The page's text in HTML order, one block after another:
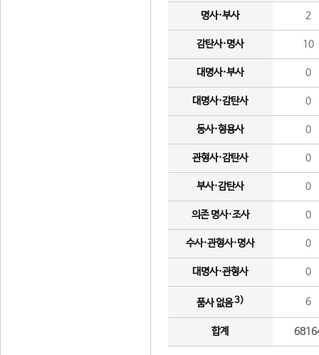
명사·부사 2
감탄사·명사 10
대명사·부사 0
대명사·감탄사 0
동사·형용사 0
관형사·감탄사 0
부사·감탄사 0
의존 명사·조사 0
수사·관형사·명사 0
대명사·관형사 0
품사 없음3) 6
합계